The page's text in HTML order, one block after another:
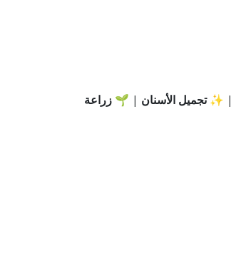
| ✨تجميل الأسنان | 🌱 زراعة